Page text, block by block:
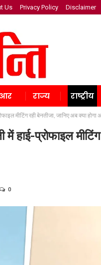
Us Privacy Policy Disclaimer
राज्य राष्ट्रीय
मीटिंग रही बेनतीजा, जानिए अब क्या
हाई-प्रोफाइल
0